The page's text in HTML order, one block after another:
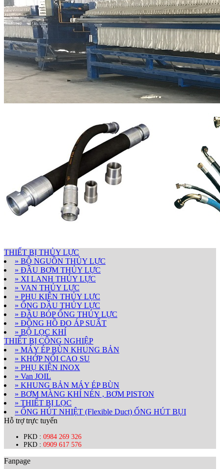
THIẾT BỊ THỦY LỰC
» BỘ NGUỒN THỦY LỰC
» ĐẦU BƠM THỦY LỰC
» XI LANH THỦY LỰC
» VAN THỦY LỰC
» PHỤ KIỆN THỦY LỰC
» ỐNG DẦU THỦY LỰC
» ĐẦU BÓP ỐNG THỦY LỰC
» ĐỒNG HỒ ĐO ÁP SUẤT
» BỘ LỌC KHÍ
THIẾT BỊ CÔNG NGHIỆP
» MÁY ÉP BÙN KHUNG BẢN
» KHỚP NỐI CAO SU
» PHỤ KIỆN INOX
» Van JOIL
» KHUNG BẢN MÁY ÉP BÙN
» BƠM MÀNG KHÍ NÉN , BƠM PISTON
» THIẾT BỊ LỌC
» ỐNG HÚT NHIỆT (Flexible Duct) ỐNG HÚT BỤI
Hỗ trợ trực tuyến
PKD : 0984 269 326
PKD : 0909 617 576
Fanpage